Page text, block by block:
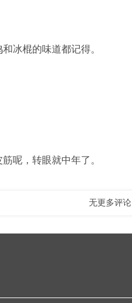
冰棍的味道都记得。
呢，转眼就中年了。
无更多评论